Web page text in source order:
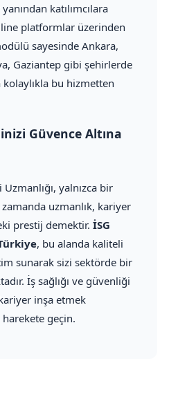
katılımcılara
platformlar üzerinden
sayesinde Ankara,
Gaziantep gibi şehirlerde
bu hizmetten
Güvence Altına
Uzmanlığı, yalnızca bir
uzmanlık, kariyer
prestij demektir. İSG
, bu alanda kaliteli
sunarak sizi sektörde bir
İş sağlığı ve güvenliği
inşa etmek
geçin.